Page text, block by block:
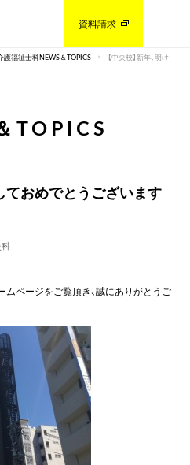
資料請求
護福祉士科NEWS＆TOPICS 【中央校】新年、明け
TOPICS
ておめでとうございます
ページをご覧頂き、誠にありがとうご